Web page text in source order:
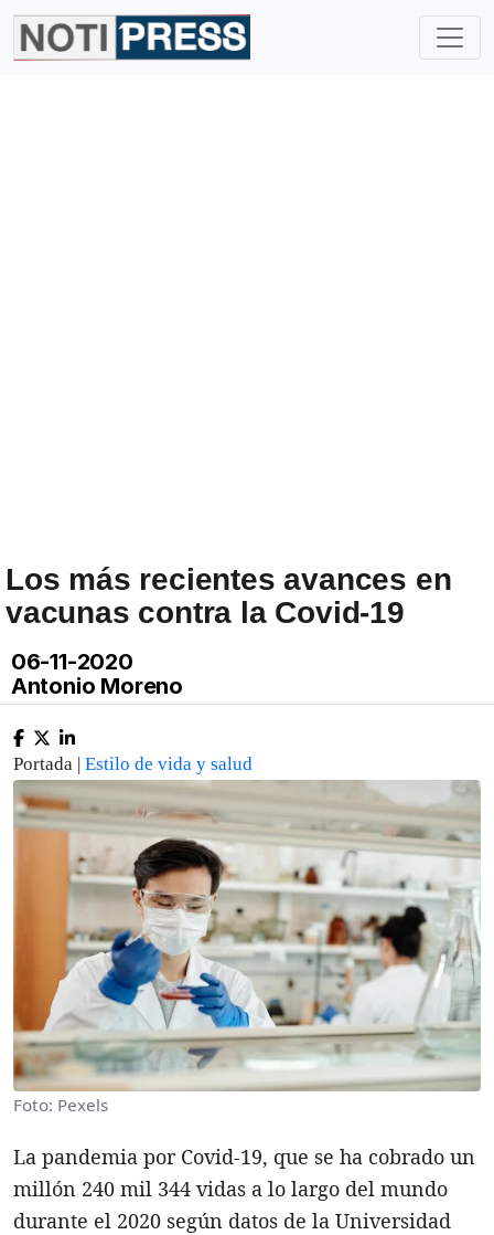
Los más recientes avances en
vacunas contra la Covid-19
06-11-2020
Antonio Moreno
Portada | Estilo de vida y salud
Foto: Pexels
La pandemia por Covid-19, que se ha cobrado un
millón 240 mil 344 vidas a lo largo del mundo
durante el 2020 según datos de la Universidad